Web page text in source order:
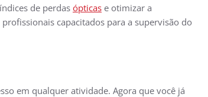
de perdasópticas e otimizar a
capacitados para a supervisão do
em qualquer atividade. Agora que você já